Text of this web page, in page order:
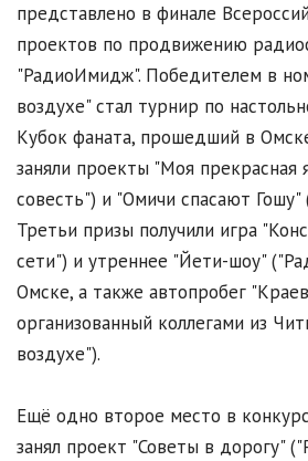
представлено в финале
проектов по продвижению
"РадиоИмидж". Победителем в
воздухе" стал турнир по
Кубок фаната, прошедший в
заняли проекты "Моя прекрасная
совесть") и "Омичи спасают Гошу"
Третьи призы получили игра
сети") и утреннее "Йети-шоу"
Омске, а также автопробег
организованный коллегами из
воздухе").
Ещё одно второе место в
занял проект "Советы в дорогу"